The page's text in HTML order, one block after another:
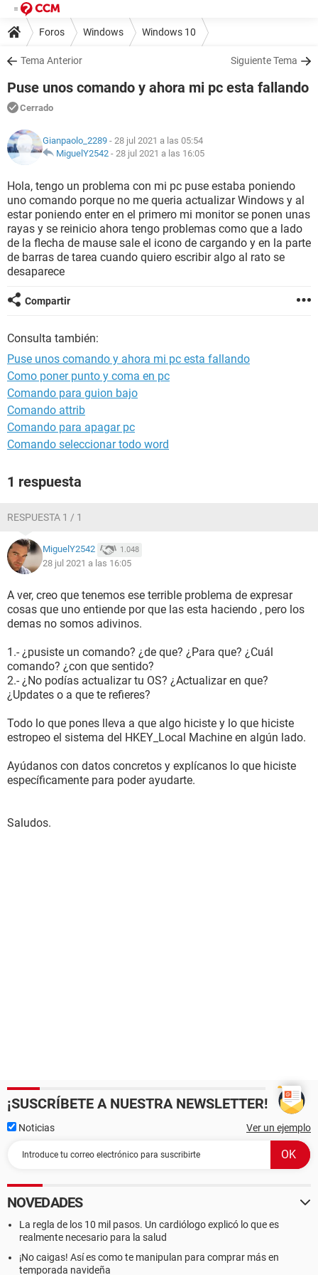
Foros Windows Windows 10
Tema Anterior Siguiente Tema
Puse unos comando y ahora mi pc esta fallando
Cerrado
Gianpaolo_2289 - 28 jul 2021 a las 05:54
MiguelY2542 - 28 jul 2021 a las 16:05
Hola, tengo un problema con mi pc puse estaba poniendo
uno comando porque no me queria actualizar Windows y al
estar poniendo enter en el primero mi monitor se ponen unas
rayas y se reinicio ahora tengo problemas como que a lado
de la flecha de mause sale el icono de cargando y en la parte
de barras de tarea cuando quiero escribir algo al rato se
desaparece
Compartir
Consulta también:
Puse unos comando y ahora mi pc esta fallando
Como poner punto y coma en pc
Comando para guion bajo
Comando attrib
Comando para apagar pc
Comando seleccionar todo word
1 respuesta
RESPUESTA 1 / 1
MiguelY2542 1.048
28 jul 2021 a las 16:05
A ver, creo que tenemos ese terrible problema de expresar
cosas que uno entiende por que las esta haciendo , pero los
demas no somos adivinos.
1.- ¿pusiste un comando? ¿de que? ¿Para que? ¿Cuál
comando? ¿con que sentido?
2.- ¿No podías actualizar tu OS? ¿Actualizar en que?
¿Updates o a que te refieres?
Todo lo que pones lleva a que algo hiciste y lo que hiciste
estropeo el sistema del HKEY_Local Machine en algún lado.
Ayúdanos con datos concretos y explícanos lo que hiciste
específicamente para poder ayudarte.
Saludos.
¡SUSCRÍBETE A NUESTRA NEWSLETTER!
Noticias Ver un ejemplo
NOVEDADES
La regla de los 10 mil pasos. Un cardiólogo explicó lo que es
realmente necesario para la salud
¡No caigas! Así es como te manipulan para comprar más en
temporada navideña